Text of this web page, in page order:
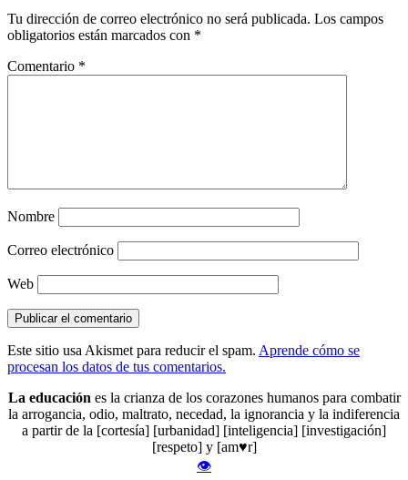
Tu dirección de correo electrónico no será publicada. Los campos
obligatorios están marcados con *
Comentario *
Nombre
Correo electrónico
Web
Este sitio usa Akismet para reducir el spam. Aprende cómo se
procesan los datos de tus comentarios.
La educaciónes la crianza de los corazones humanos para combatir
la arrogancia, odio, maltrato, necedad, la ignorancia y la indiferencia
a partir de la [cortesía] [urbanidad] [inteligencia] [investigación]
[respeto] y [am♥r]
👁